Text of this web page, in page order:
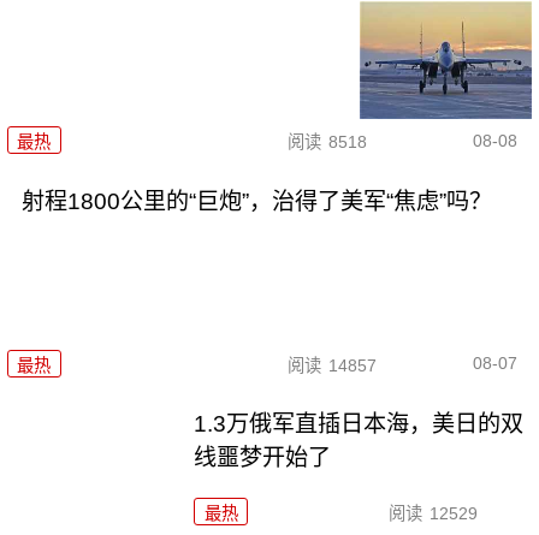
最热 阅读 8518 08-08
射程1800公里的“巨炮”，治得了美军“焦虑”吗？
最热 阅读 14857 08-07
1.3万俄军直插日本海，美日的双
线噩梦开始了
最热 阅读 12529